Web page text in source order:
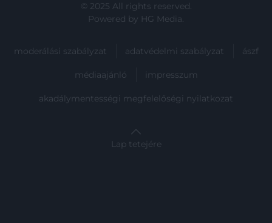
© 2025 All rights reserved.
Powered by HG Media.
moderálási szabályzat adatvédelmi szabályzat ászf
médiaajánló impresszum
akadálymentességi megfelelőségi nyilatkozat
Lap tetejére